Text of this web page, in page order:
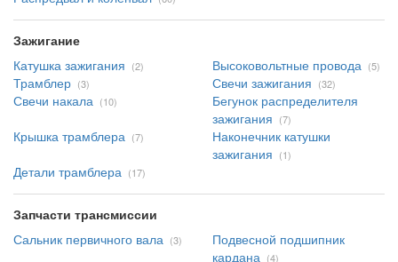
Зажигание
Катушка зажигания (2) Высоковольтные провода (5)
Трамблер (3) Свечи зажигания (32)
Свечи накала (10)
Бегунок распределителя
зажигания (7)
Крышка трамблера (7)
Наконечник катушки
зажигания (1)
Детали трамблера (17)
Запчасти трансмиссии
Сальник первичного вала (3)
Подвесной подшипник
кардана (4)